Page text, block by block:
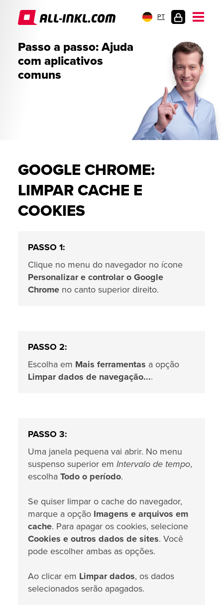
PT
DO
CLIENTE
Passo a passo: Ajuda
com aplicativos
comuns
GOOGLE CHROME:
LIMPAR CACHE E
COOKIES
PASSO 1:
Clique no menu do navegador no ícone
Personalizar e controlar o Google
Chrome no canto superior direito.
PASSO 2:
Escolha em Mais ferramentas a opção
Limpar dados de navegação....
PASSO 3:
Uma janela pequena vai abrir. No menu
suspenso superior em Intervalo de tempo,
escolha Todo o período.
Se quiser limpar o cache do navegador,
marque a opção Imagens e arquivos em
cache. Para apagar os cookies, selecione
Cookies e outros dados de sites. Você
pode escolher ambas as opções.
Ao clicar em Limpar dados, os dados
selecionados serão apagados.